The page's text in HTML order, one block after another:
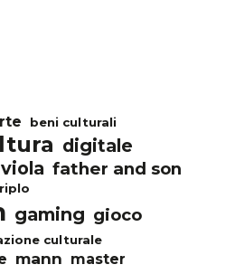
beni culturali
digitale
father and son
gaming gioco
culturale
mann master